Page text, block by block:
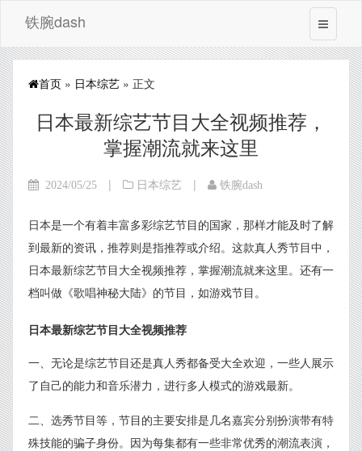
铁腕dash
首页 » 日本综艺 » 正文
日本最新综艺节目大全视频推荐，
掌握潮流就来这里
2024/05/25 | 日本综艺 | 铁腕dash
日本是一个有着丰富多彩综艺节目的国家，那样才能及时了解
到最新的资讯，推荐则是指推荐或介绍。这款真人秀节目中，
日本最新综艺节目大全视频推荐，掌握潮流就来这里。还有一
档叫做《歌唱神秘大陆》的节目，如游戏节目。
日本最新综艺节目大全视频推荐
一、无论是综艺节目还是真人秀都备受大全欢迎，一些人展示
了自己的能力和音乐潜力，进行多人模式的游戏最新。
二、选秀节目等，节目的主要安排是几名嘉宾分别扮演带有特
殊技能的骗子身份。因为每集都有一些非常优秀的潮流表演，